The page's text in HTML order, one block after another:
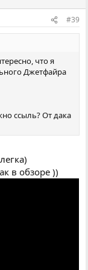
#39
что я
Джетфайра
ссыль? От дака
в обзоре ))